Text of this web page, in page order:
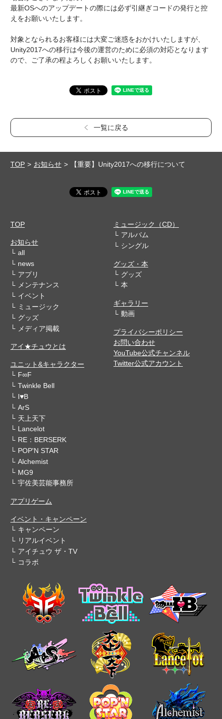
最新OSへのアップデートの際には必ず引継ぎコードの発行と控
えをお願いいたします。
対象となられるお客様には大変ご迷惑をおかけいたしますが、
Unity2017への移行は今後の運営のために必須の対応となります
ので、ご了承の程よろしくお願いいたします。
一覧に戻る
TOP お知らせ 【重要】Unity2017への移行について
TOP
お知らせ
all
news
アプリ
メンテナンス
イベント
ミュージック
グッズ
メディア掲載
アイ★チュウとは
ユニット&キャラクター
F∞F
Twinkle Bell
I♥B
ArS
天上天下
Lancelot
RE：BERSERK
POP'N STAR
Alchemist
MG9
宇佐美芸能事務所
アプリゲーム
イベント・キャンペーン
キャンペーン
リアルイベント
アイチュウ ザ・TV
コラボ
ミュージック（CD）
アルバム
シングル
グッズ・本
グッズ
本
ギャラリー
動画
プライバシーポリシー
お問い合わせ
YouTube公式チャンネル
Twitter公式アカウント